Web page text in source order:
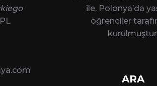
ile, Polonya’da
öğrenciler
ARA